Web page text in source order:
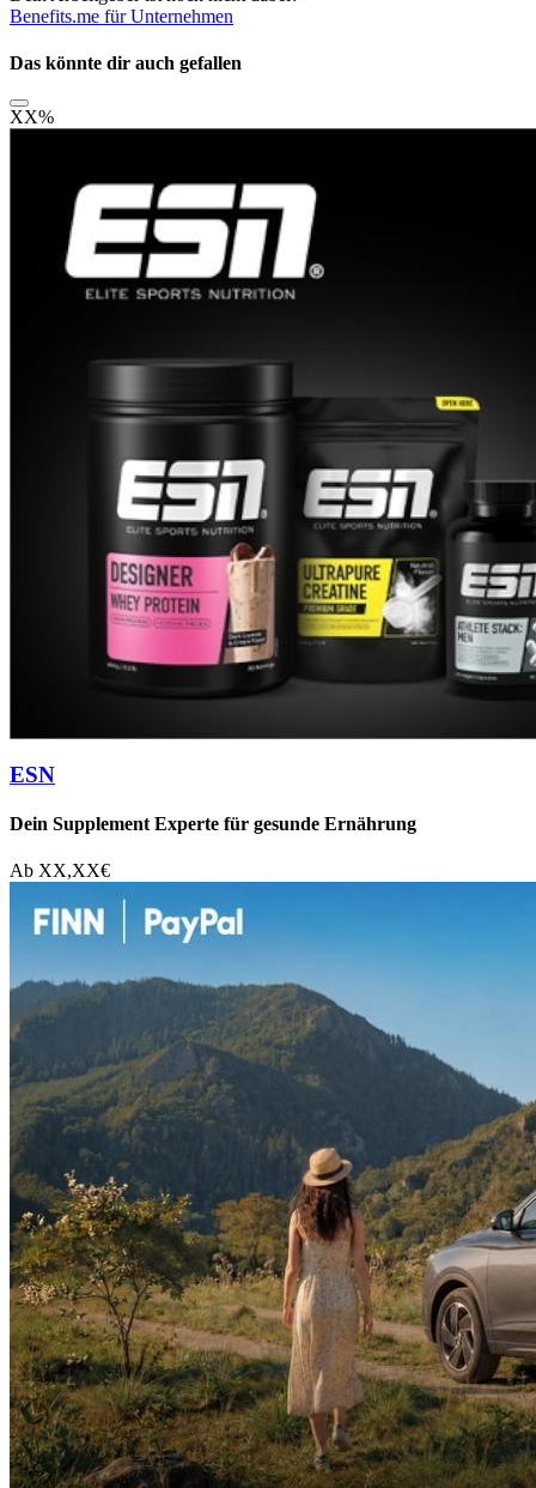
Benefits.me für Unternehmen
Das könnte dir auch gefallen
XX%
ESN
Dein Supplement Experte für gesunde Ernährung
Ab XX,XX€